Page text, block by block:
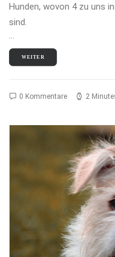
Hunden, wovon 4 zu uns
sind.
…
WEITER
0 Kommentare 2